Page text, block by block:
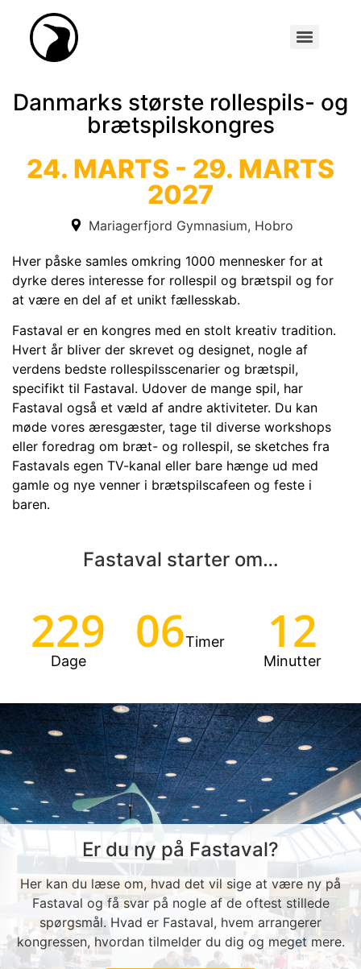
Danmarks største rollespils- og
brætspilskongres
24. MARTS - 29. MARTS
2027
Mariagerfjord Gymnasium, Hobro
Hver påske samles omkring 1000 mennesker for at
dyrke deres interesse for rollespil og brætspil og for
at være en del af et unikt fællesskab.
Fastaval er en kongres med en stolt kreativ tradition.
Hvert år bliver der skrevet og designet, nogle af
verdens bedste rollespilsscenarier og brætspil,
specifikt til Fastaval. Udover de mange spil, har
Fastaval også et væld af andre aktiviteter. Du kan
møde vores æresgæster, tage til diverse workshops
eller foredrag om bræt- og rollespil, se sketches fra
Fastavals egen TV-kanal eller bare hænge ud med
gamle og nye venner i brætspilscafeen og feste i
baren.
Fastaval starter om…
229
Dage
06Timer 12
Minutter
Er du ny på Fastaval?
Her kan du læse om, hvad det vil sige at være ny på
Fastaval og få svar på nogle af de oftest stillede
spørgsmål. Hvad er Fastaval, hvem arrangerer
kongressen, hvordan tilmelder du dig og meget mere.